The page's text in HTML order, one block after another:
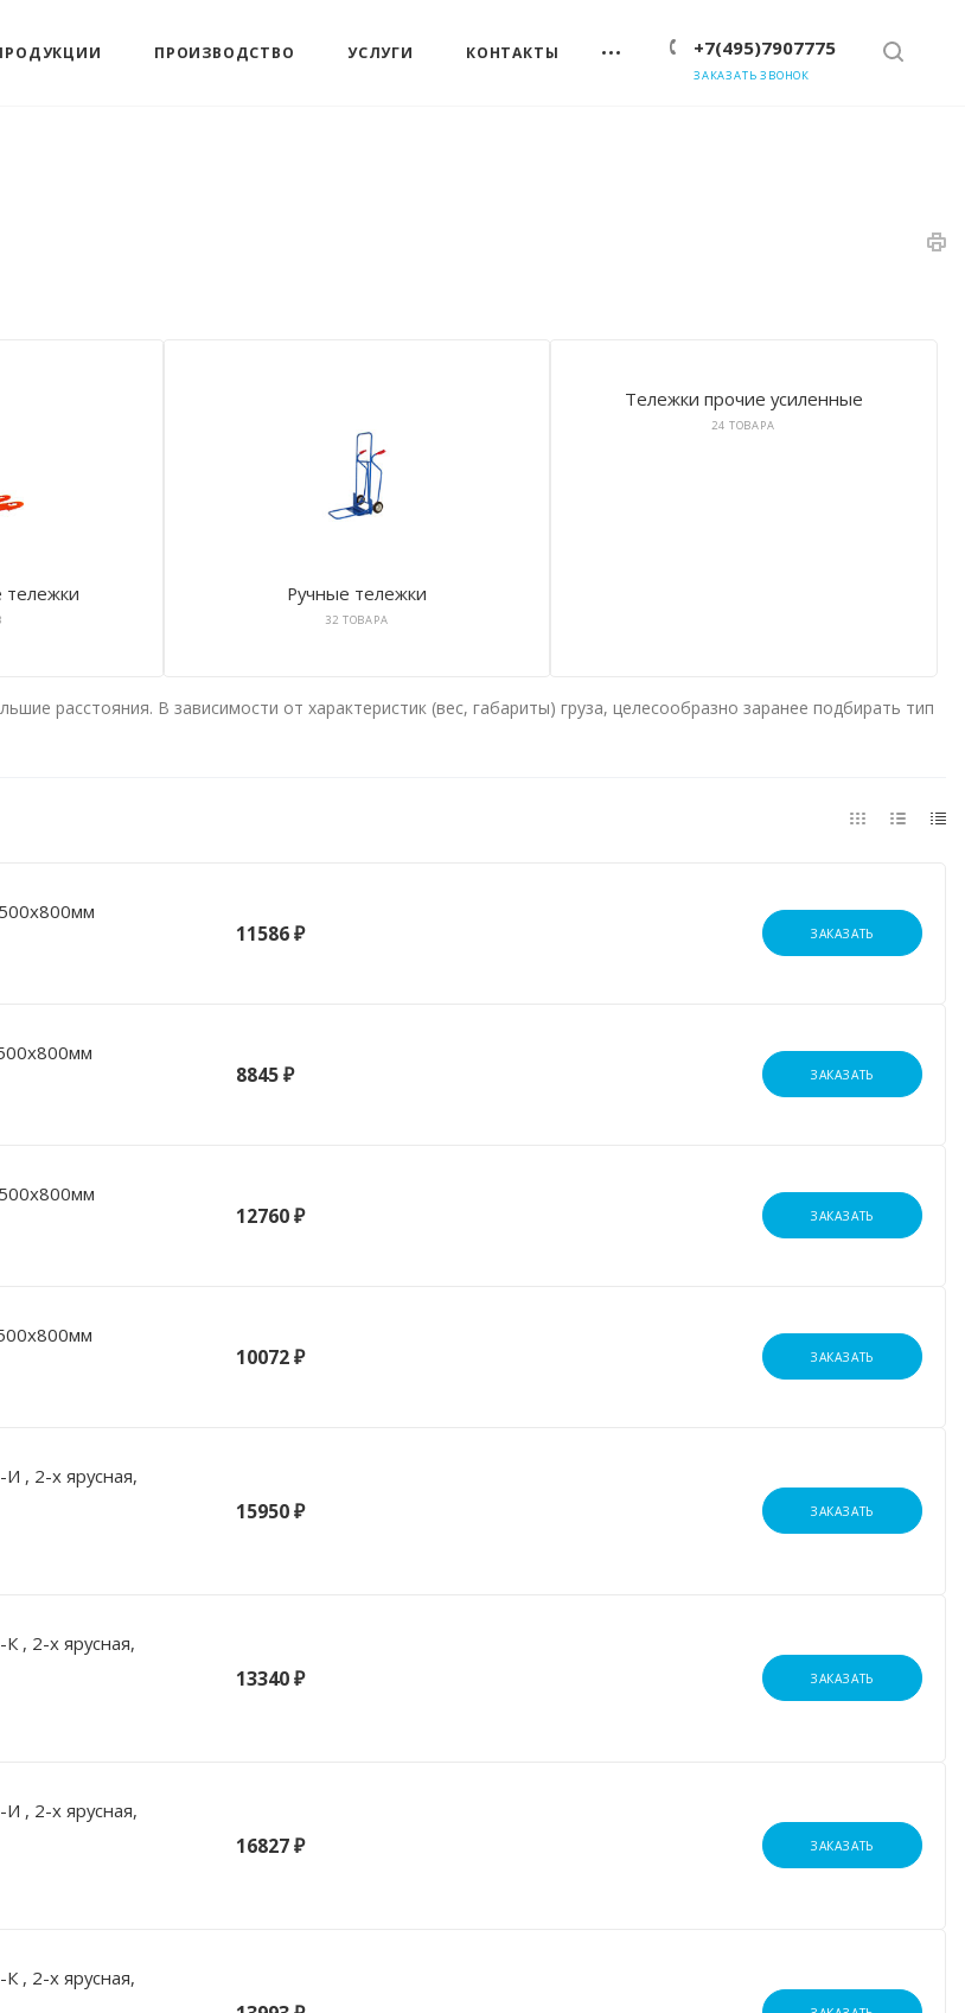
+7(495)7907775
ЗАКАЗАТЬ ЗВОНОК
ПРОИЗВОДСТВО УСЛУГИ КОНТАКТЫ
тележки Ручные тележки
32 ТОВАРА
Тележки прочие усиленные
24 ТОВАРА
расстояния. В зависимости от характеристик (вес, габариты) груза, целесообразно заранее подбирать тип
11586 ₽ ЗАКАЗАТЬ
8845 ₽ ЗАКАЗАТЬ
12760 ₽ ЗАКАЗАТЬ
10072 ₽ ЗАКАЗАТЬ
, 2-х ярусная,
15950 ₽ ЗАКАЗАТЬ
, 2-х ярусная,
13340 ₽ ЗАКАЗАТЬ
, 2-х ярусная,
16827 ₽ ЗАКАЗАТЬ
, 2-х ярусная,